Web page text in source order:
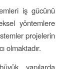
iş gücünü
yöntemlere
projelerin
olmaktadır.
yapılarda